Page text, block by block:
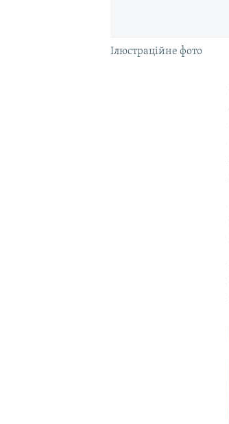
Ілюстраційне фото